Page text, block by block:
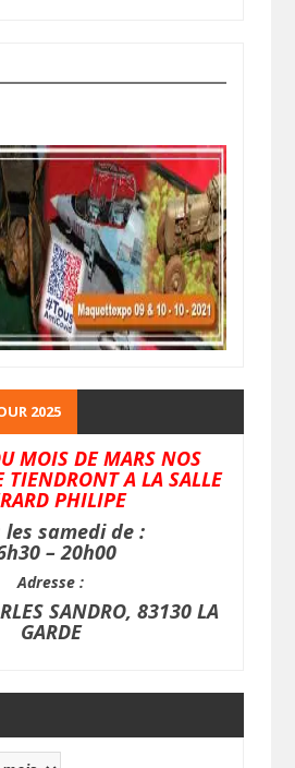
2025
MOIS DE MARS NOS
TIENDRONT A LA SALLE
PHILIPE
les samedi de :
– 20h00
Adresse :
SANDRO, 83130 LA
GARDE